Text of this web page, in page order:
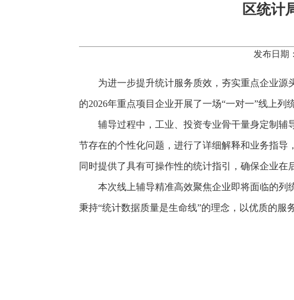
区统计
发布日期
为进一步提升统计服务质效，夯实重点企业
的2026年重点项目企业开展了一场“一对一”线上列
辅导过程中，工业、投资专业骨干量身定制
节存在的个性化问题，进行了详细解释和业务指导
同时提供了具有可操作性的统计指引，确保企业在
本次线上辅导精准高效聚焦企业即将面临的
秉持“统计数据质量是生命线”的理念，以优质的服